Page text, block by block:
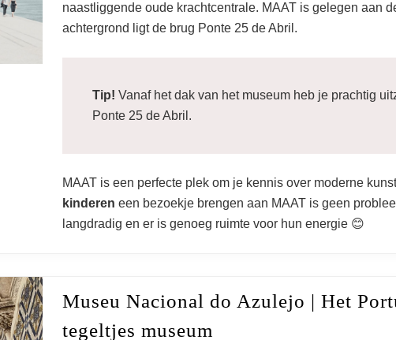
naastliggende oude krachtcentrale. MAAT is gelegen aan
achtergrond ligt de brug Ponte 25 de Abril.
Tip! Vanaf het dak van het museum heb je prachtig
Ponte 25 de Abril.
MAAT is een perfecte plek om je kennis over moderne
kinderen een bezoekje brengen aan MAAT is geen
langdradig en er is genoeg ruimte voor hun energie 😊
Museu Nacional do Azulejo | Het
tegeltjes museum